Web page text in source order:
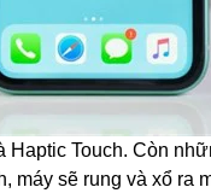
Haptic Touch. Còn
máy sẽ rung và xổ ra